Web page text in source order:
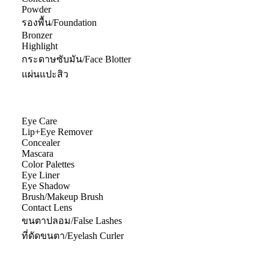
Powder
รองพื้น/Foundation
Bronzer
Highlight
กระดาษซับมัน/Face Blotter
แผ่นแปะสิว
Eye Care
Lip+Eye Remover
Concealer
Mascara
Color Palettes
Eye Liner
Eye Shadow
Brush/Makeup Brush
Contact Lens
ขนตาปลอม/False Lashes
ที่ดัดขนตา/Eyelash Curler